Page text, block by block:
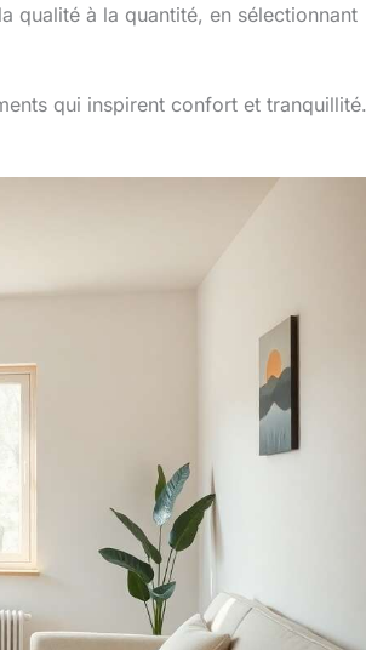
qualité à la quantité, en sélectionnant
qui inspirent confort et tranquillité.